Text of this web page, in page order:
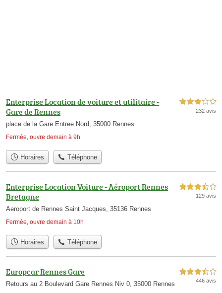
Enterprise Location de voiture et utilitaire -
Gare de Rennes
place de la Gare Entree Nord, 35000 Rennes
Fermée, ouvre demain à 9h
3,0 étoiles sur 5
232 avis
Horaires Téléphone
Enterprise Location Voiture - Aéroport Rennes
Bretagne
Aeroport de Rennes Saint Jacques, 35136 Rennes
Fermée, ouvre demain à 10h
3,5 étoiles sur 5
129 avis
Horaires Téléphone
Europcar Rennes Gare
Retours au 2 Boulevard Gare Rennes Niv 0, 35000 Rennes
3,5 étoiles sur 5
446 avis